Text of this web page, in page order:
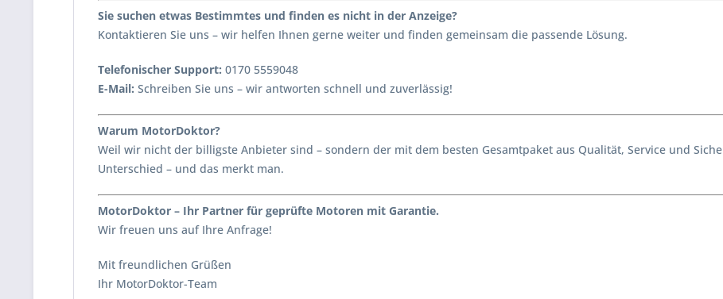
Sie suchen etwas Bestimmtes und finden es nicht in der Anzeige?
Kontaktieren Sie uns – wir helfen Ihnen gerne weiter und finden gemeinsam die passende Lösung.
Telefonischer Support: 0170 5559048
E-Mail: Schreiben Sie uns – wir antworten schnell und zuverlässig!
Warum MotorDoktor?
Weil wir nicht der billigste Anbieter sind – sondern der mit dem besten Gesamtpaket aus Qualität, Service und
Unterschied – und das merkt man.
MotorDoktor – Ihr Partner für geprüfte Motoren mit Garantie.
Wir freuen uns auf Ihre Anfrage!
Mit freundlichen Grüßen
Ihr MotorDoktor-Team